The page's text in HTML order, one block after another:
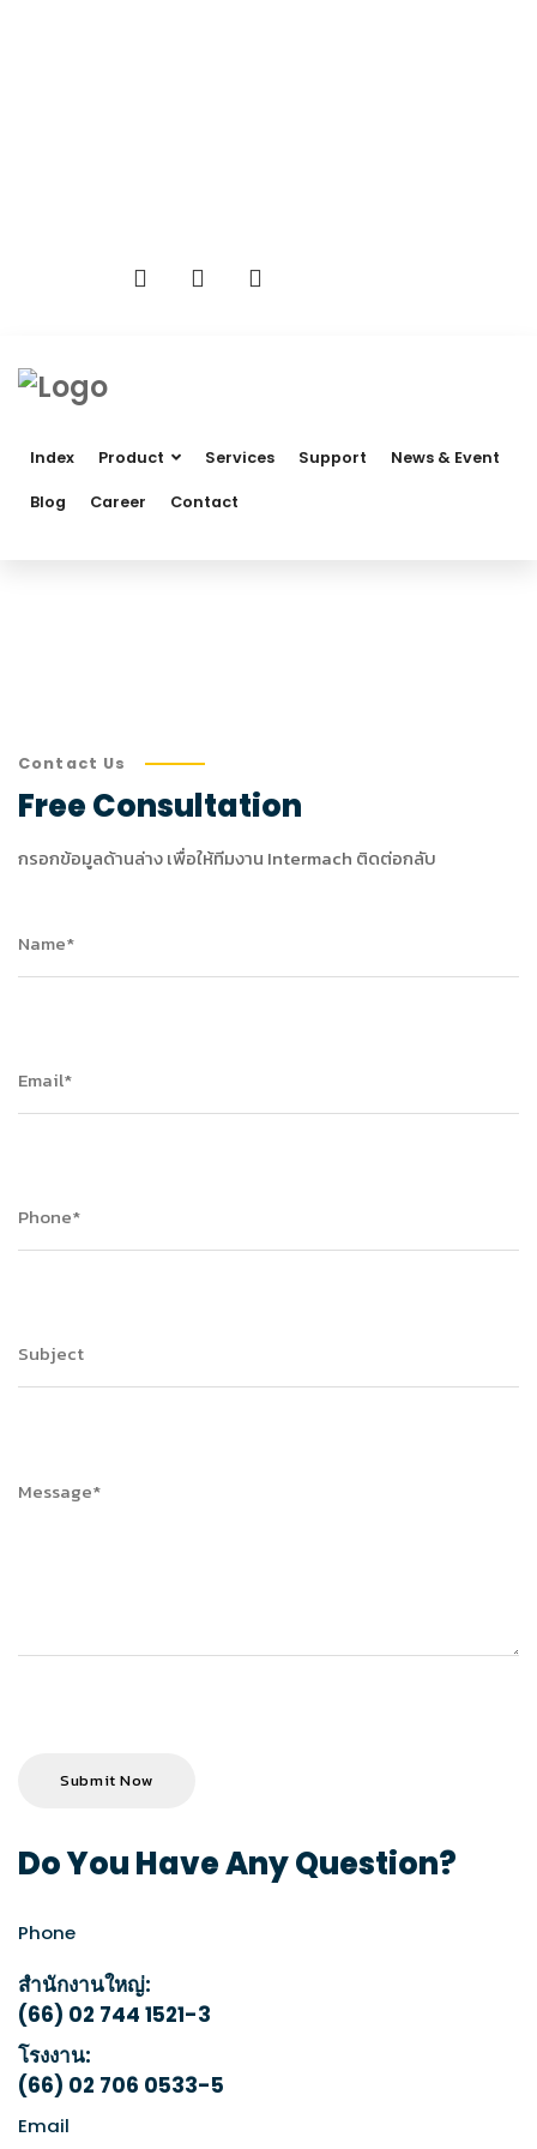
Index Product Services Support News & Event
Blog Career Contact
Contact Us
FreeConsultation
กรอกข้อมูลด้านล่าง เพื่อให้ทีมงาน Intermach ติดต่อกลับ
Do You Have AnyQuestion?
Phone
สำนักงานใหญ่:
(66) 02 744 1521-3
โรงงาน:
(66) 02 706 0533-5
Email